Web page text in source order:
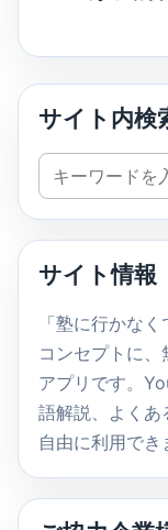
サイト内検
サ
イ
ト
検
索
サイト情報
「塾に行かな
コンセプトに、
アプリです。
語解説、よくあ
自由に利用でき